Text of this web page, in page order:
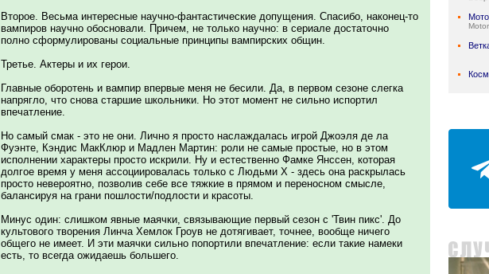
Второе. Весьма интересные научно-фантастические допущения. Спасибо, наконец-то
вампиров научно обосновали. Причем, не только научно: в сериале достаточно
полно сформулированы социальные принципы вампирских общин.
Третье. Актеры и их герои.
Главные оборотень и вампир впервые меня не бесили. Да, в первом сезоне слегка
напрягло, что снова старшие школьники. Но этот момент не сильно испортил
впечатление.
Но самый смак - это не они. Лично я просто наслаждалась игрой Джоэля де ла
Фуэнте, Кэндис МакКлюр и Мадлен Мартин: роли не самые простые, но в этом
исполнении характеры просто искрили. Ну и естественно Фамке Янссен, которая
долгое время у меня ассоциировалась только с Людьми Х - здесь она раскрылась
просто невероятно, позволив себе все тяжкие в прямом и переносном смысле,
балансируя на грани пошлости/подлости и красоты.
Минус один: слишком явные маячки, связывающие первый сезон с 'Твин пикс'. До
культового творения Линча Хемлок Гроув не дотягивает, точнее, вообще ничего
общего не имеет. И эти маячки сильно попортили впечатление: если такие намеки
есть, то всегда ожидаешь большего.